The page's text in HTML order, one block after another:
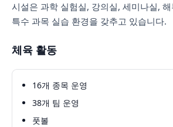
시설은 과학 실험실, 강의실, 세미나실,
특수 과목 실습 환경을 갖추고 있습니다.
체육 활동
16개 종목 운영
38개 팀 운영
풋볼